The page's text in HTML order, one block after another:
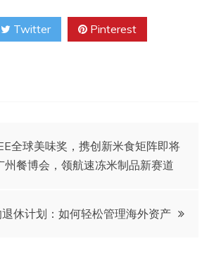
Twitter Pinterest
全球美味奖，携创新米食矩阵即将
州餐博会，领航速冻米制品新赛道
休计划：如何轻松管理海外资产